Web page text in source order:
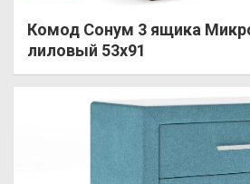
Комод Сонум 3 ящика
лиловый 53х91